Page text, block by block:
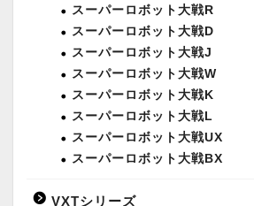
スーパーロボット大戦R
スーパーロボット大戦D
スーパーロボット大戦J
スーパーロボット大戦W
スーパーロボット大戦K
スーパーロボット大戦L
スーパーロボット大戦UX
スーパーロボット大戦BX
VXTシリーズ